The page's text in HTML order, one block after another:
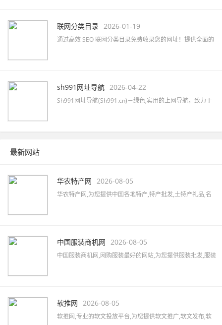
联网分类目录 2026-01-19
通过高效 SEO 联网分类目录免费收录您的网址！提供全面的
sh991网址导航 2026-04-22
Sh991网址导航(Sh991.cn)－绿色,实用的上网导航，致力于
最新网站
华农特产网 2026-08-05
华农特产网,为您提供中国各地特产,特产批发,土特产礼品,名
艺品等,致力打造国内最大土特产线上交易市场!
中国服装商机网 2026-08-05
中国服装商机网,网购服装最好的网站,为您提供服装批发,服装
新的服装行业资讯,服装搭配及服装展会信息。
软推网 2026-08-05
软推网,专业的软文投放平台,为您提供软文推广,软文发布,软